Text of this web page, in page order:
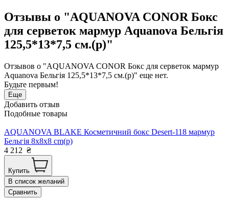
Отзывы о "AQUANOVA CONOR Бокс
для серветок мармур Aquanova Бельгія
125,5*13*7,5 см.(р)"
Отзывов о "AQUANOVA CONOR Бокс для серветок мармур
Aquanova Бельгія 125,5*13*7,5 см.(р)" еще нет.
Будьте первым!
Еще
Добавить отзыв
Подобные товары
AQUANOVA BLAKE Косметичний бокс Desert-118 мармур
Бельгія 8x8x8 cm(р)
4 212 ₴
Купить
В список желаний
Сравнить